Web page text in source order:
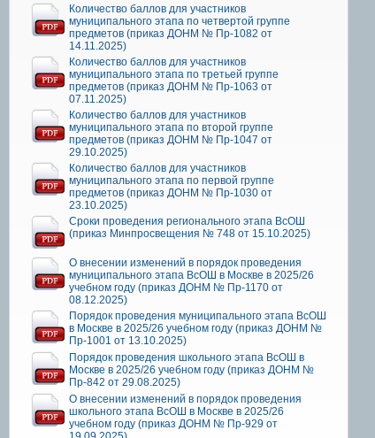
Количество баллов для участников
муниципального этапа по четвертой группе
предметов (приказ ДОНМ № Пр-1082 от
14.11.2025)
Количество баллов для участников
муниципального этапа по третьей группе
предметов (приказ ДОНМ № Пр-1063 от
07.11.2025)
Количество баллов для участников
муниципального этапа по второй группе
предметов (приказ ДОНМ № Пр-1047 от
29.10.2025)
Количество баллов для участников
муниципального этапа по первой группе
предметов (приказ ДОНМ № Пр-1030 от
23.10.2025)
Сроки проведения регионального этапа ВсОШ
(приказ Минпросвещения № 748 от 15.10.2025)
О внесении изменений в порядок проведения
муниципального этапа ВсОШ в Москве в 2025/26
учебном году (приказ ДОНМ № Пр-1170 от
08.12.2025)
Порядок проведения муниципального этапа ВсОШ
в Москве в 2025/26 учебном году (приказ ДОНМ №
Пр-1001 от 13.10.2025)
Порядок проведения школьного этапа ВсОШ в
Москве в 2025/26 учебном году (приказ ДОНМ №
Пр-842 от 29.08.2025)
О внесении изменений в порядок проведения
школьного этапа ВсОШ в Москве в 2025/26
учебном году (приказ ДОНМ № Пр-929 от